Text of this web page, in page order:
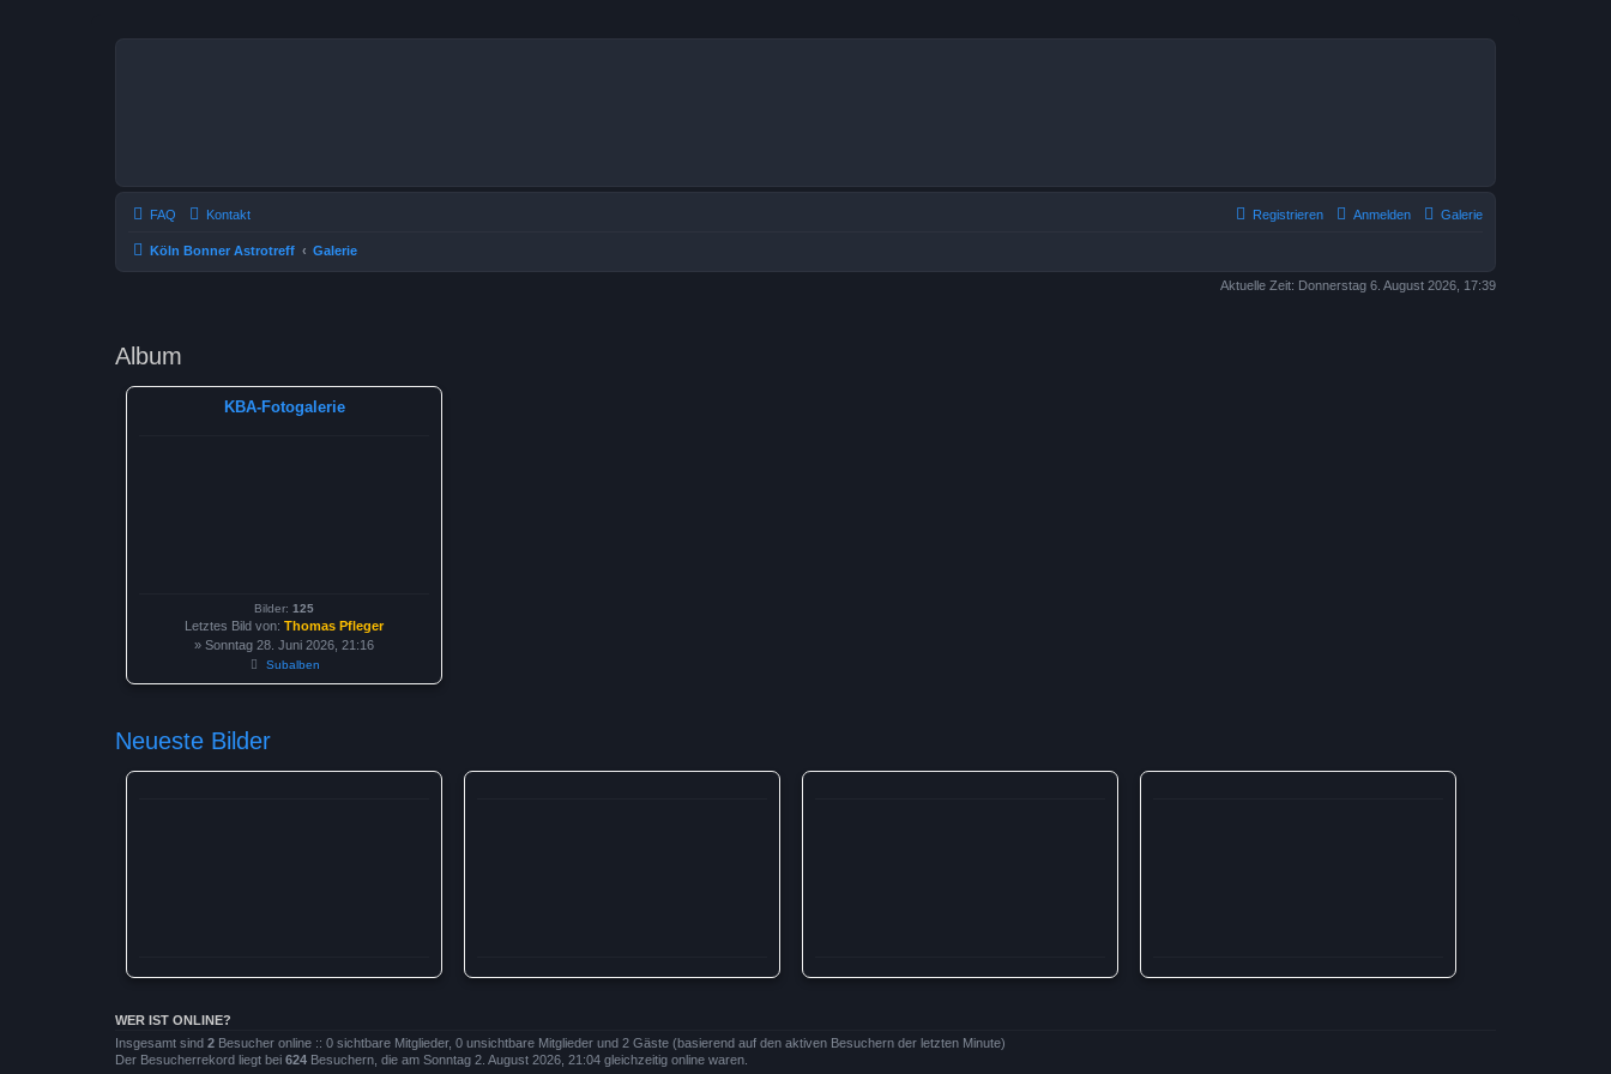
Galerie
FAQ Kontakt Anmelden
Registrieren
Köln Bonner Astrotreff Galerie
Aktuelle Zeit: Donnerstag 6. August 2026, 17:39
Album
KBA-Fotogalerie
Bilder: 125
Letztes Bild von: Thomas Pfleger
» Sonntag 28. Juni 2026, 21:16
Subalben
Neueste Bilder
WER IST ONLINE?
Insgesamt sind 2 Besucher online :: 0 sichtbare Mitglieder, 0 unsichtbare Mitglieder und 2 Gäste (basierend auf den aktiven Besuchern der letzten Minute)
Der Besucherrekord liegt bei 624 Besuchern, die am Sonntag 2. August 2026, 21:04 gleichzeitig online waren.